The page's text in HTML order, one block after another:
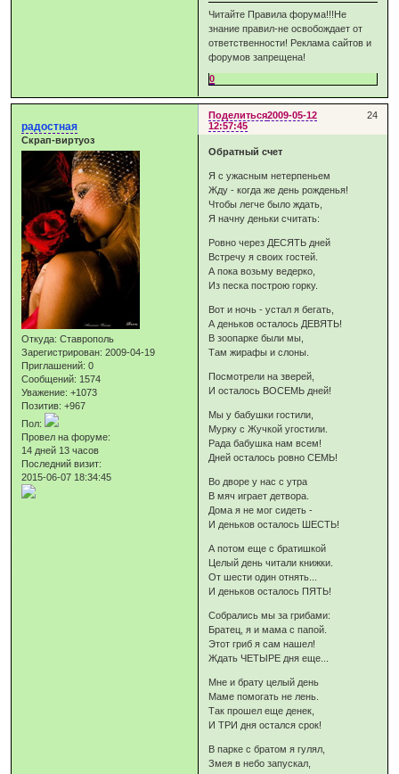
Читайте Правила форума!!!Не
знание правил-не освобождает от
ответственности! Реклама сайтов и
форумов запрещена!
0
Поделиться 24
2009-05-12
12:57:45
радостная
Скрап-виртуоз
Откуда: Ставрополь
Зарегистрирован: 2009-04-19
Приглашений: 0
Сообщений: 1574
Уважение: +1073
Позитив: +967
Пол:
Провел на форуме:
14 дней 13 часов
Последний визит:
2015-06-07 18:34:45
Обратный счет
Я с ужасным нетерпеньем
Жду - когда же день рожденья!
Чтобы легче было ждать,
Я начну деньки считать:
Ровно через ДЕСЯТЬ дней
Встречу я своих гостей.
А пока возьму ведерко,
Из песка построю горку.
Вот и ночь - устал я бегать,
А деньков осталось ДЕВЯТЬ!
В зоопарке были мы,
Там жирафы и слоны.
Посмотрели на зверей,
И осталось ВОСЕМЬ дней!
Мы у бабушки гостили,
Мурку с Жучкой угостили.
Рада бабушка нам всем!
Дней осталось ровно СЕМЬ!
Во дворе у нас с утра
В мяч играет детвора.
Дома я не мог сидеть -
И деньков осталось ШЕСТЬ!
А потом еще с братишкой
Целый день читали книжки.
От шести один отнять...
И деньков осталось ПЯТЬ!
Собрались мы за грибами:
Братец, я и мама с папой.
Этот гриб я сам нашел!
Ждать ЧЕТЫРЕ дня еще...
Мне и брату целый день
Маме помогать не лень.
Так прошел еще денек,
И ТРИ дня остался срок!
В парке с братом я гулял,
Змея в небо запускал,